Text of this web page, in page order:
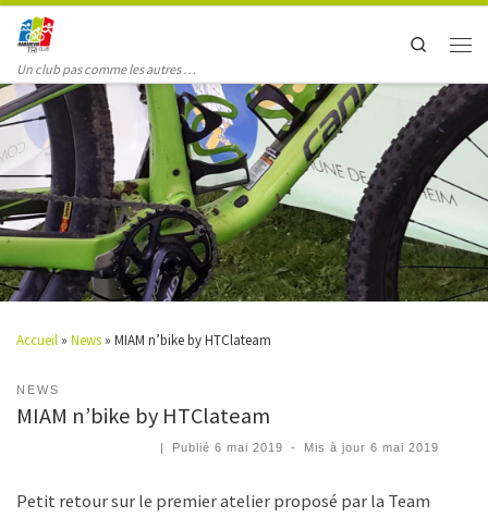
Un club pas comme les autres …
Search
Accueil » News » MIAM n’bike by HTClateam
NEWS
MIAM n’bike by HTClateam
| Publié6 mai 2019 - Mis à jour6 mai 2019
Petit retour sur le premier atelier proposé par la Team